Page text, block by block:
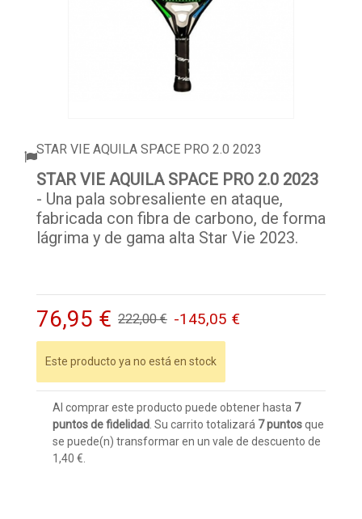
STAR VIE AQUILA SPACE PRO 2.0 2023
STAR VIE AQUILA SPACE PRO 2.0 2023
- Una pala sobresaliente en ataque,
fabricada con fibra de carbono, de forma
lágrima y de gama alta Star Vie 2023.
76,95 € 222,00 € -145,05 €
Este producto ya no está en stock
Al comprar este producto puede obtener hasta 7
puntos de fidelidad . Su carrito totalizará 7puntosque
se puede(n) transformar en un vale de descuento de
1,40 €